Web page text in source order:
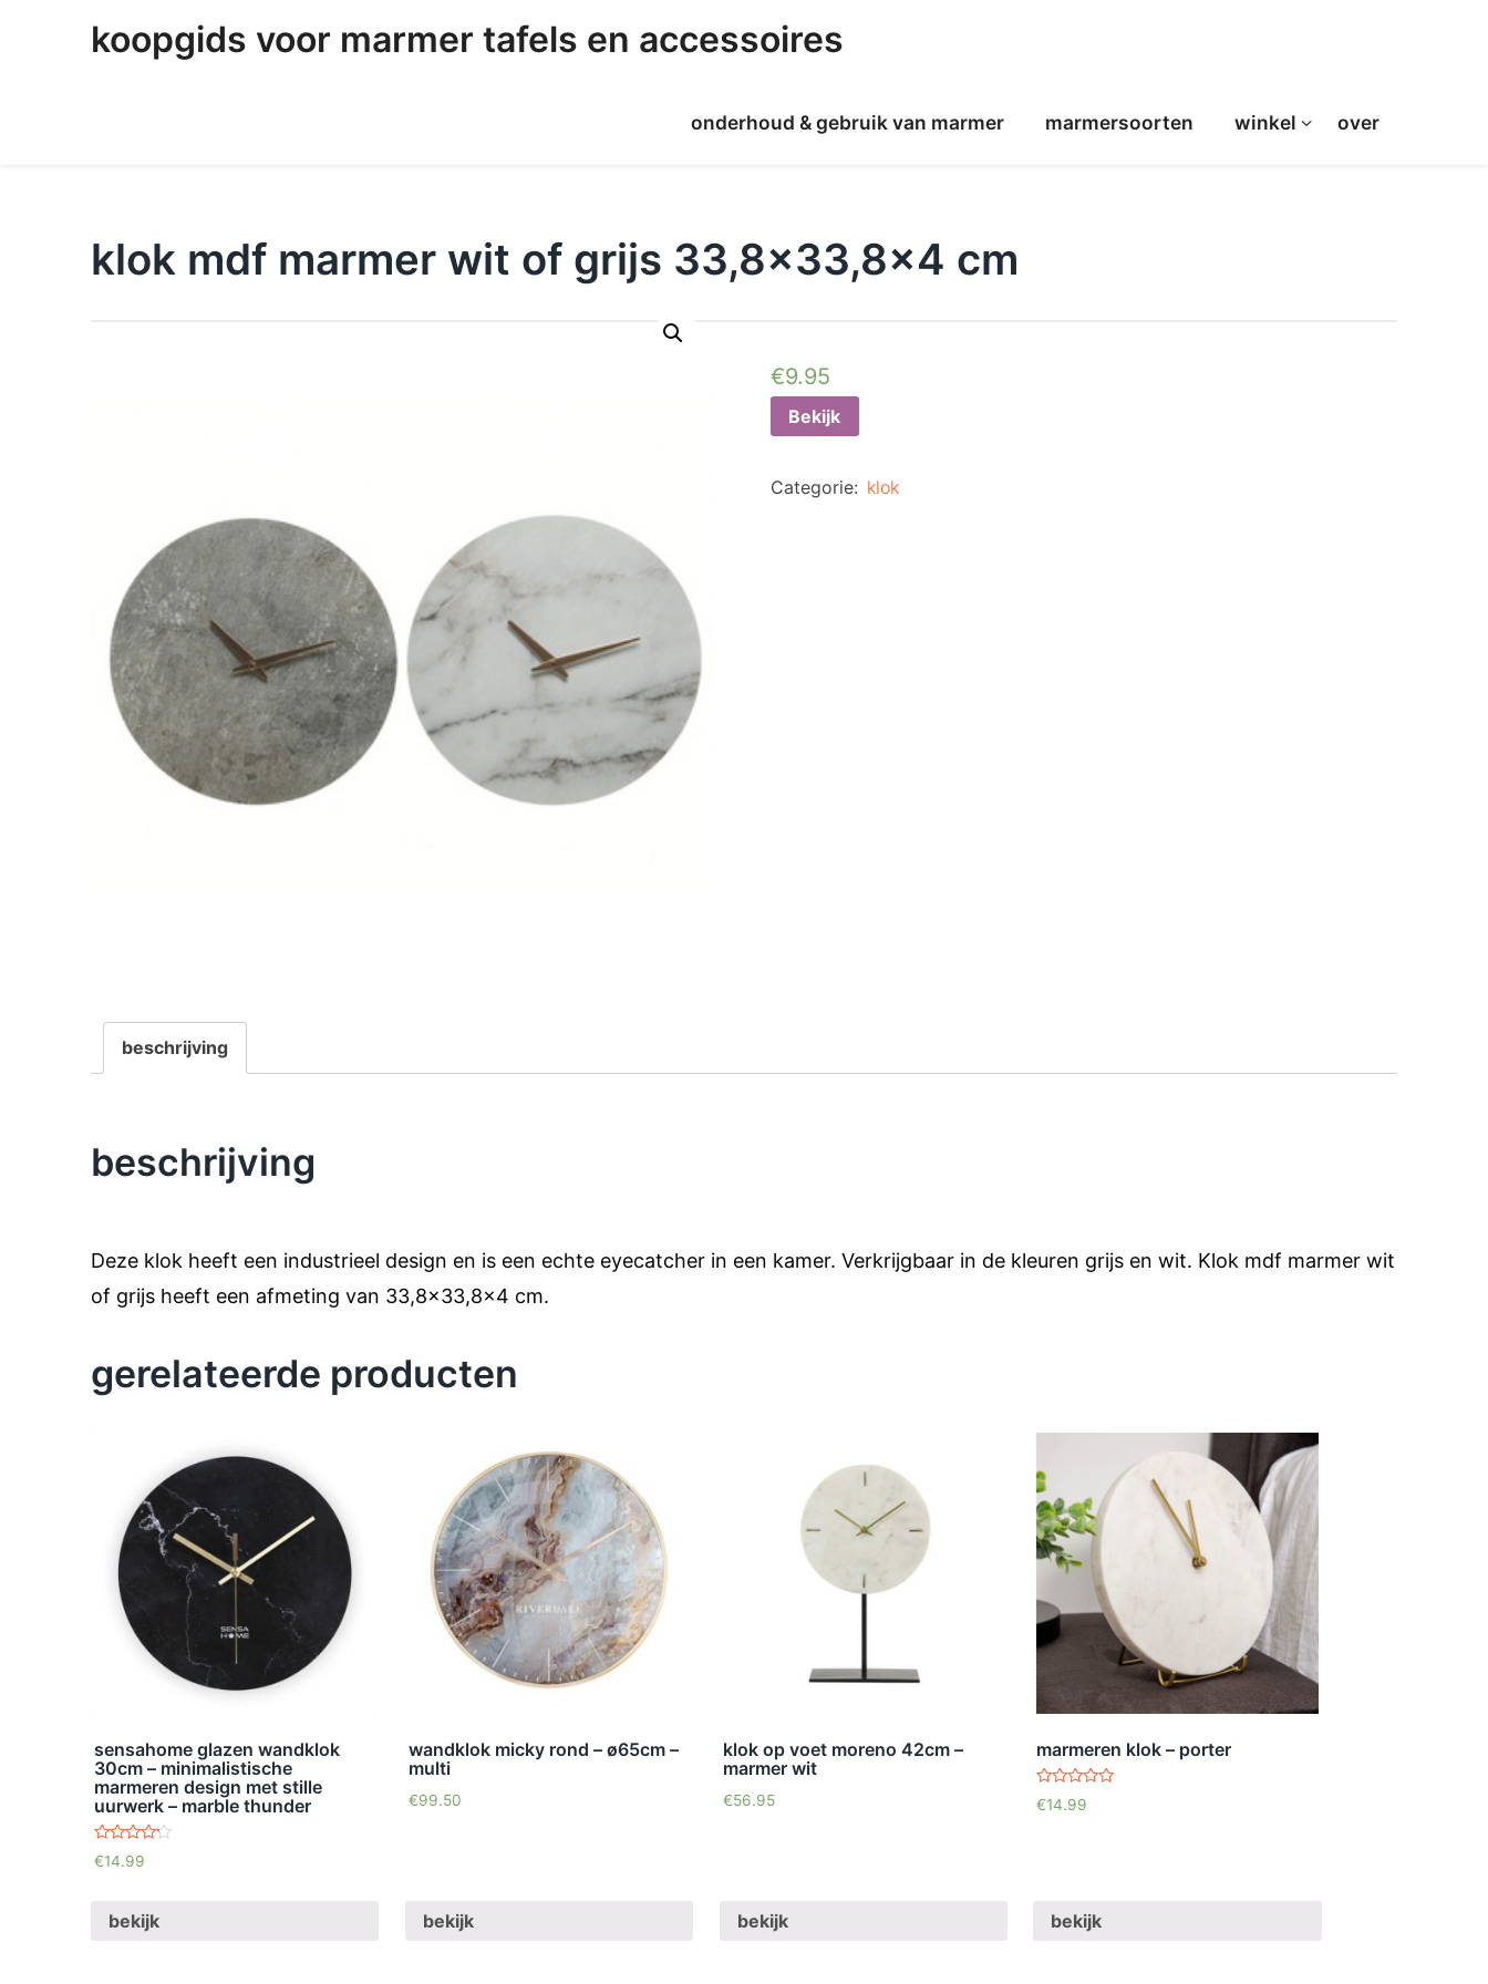
koopgids voor marmer tafels en accessoires
onderhoud & gebruik van marmer marmersoorten winkel over
klok mdf marmer wit of grijs 33,8×33,8×4 cm
€9.95
Bekijk
Categorie: klok
beschrijving
beschrijving
Deze klok heeft een industrieel design en is een echte eyecatcher in een kamer. Verkrijgbaar in de kleuren grijs en wit. Klok mdf marmer wit
of grijs heeft een afmeting van 33,8×33,8×4 cm.
gerelateerde producten
sensahome glazen wandklok
30cm – minimalistische
marmeren design met stille
uurwerk – marble thunder
waardering
3.96
€14.99
bekijk
wandklok micky rond – ø65cm –
multi
€99.50
bekijk
klok op voet moreno 42cm –
marmer wit
€56.95
bekijk
marmeren klok – porter
waardering
5.00
€14.99
bekijk